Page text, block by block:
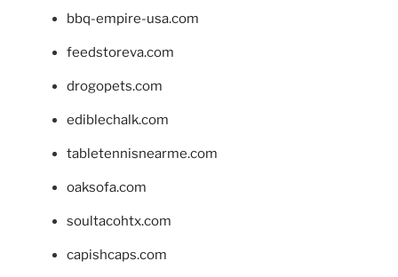
bbq-empire-usa.com
feedstoreva.com
drogopets.com
ediblechalk.com
tabletennisnearme.com
oaksofa.com
soultacohtx.com
capishcaps.com